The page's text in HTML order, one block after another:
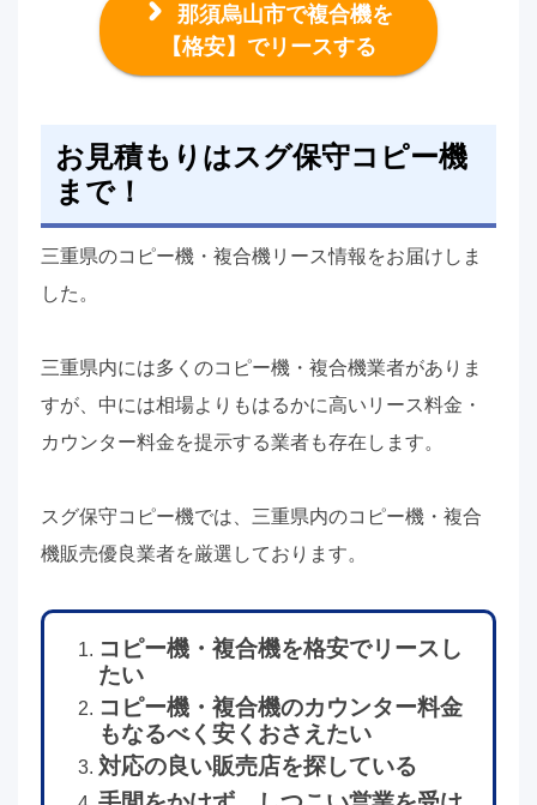
那須烏山市で複合機を
【格安】でリースする
お見積もりはスグ保守コピー機
まで！
三重県のコピー機・複合機リース情報をお届けしま
した。
三重県内には多くのコピー機・複合機業者がありま
すが、中には相場よりもはるかに高いリース料金・
カウンター料金を提示する業者も存在します。
スグ保守コピー機では、三重県内のコピー機・複合
機販売優良業者を厳選しております。
コピー機・複合機を格安でリースし
たい
コピー機・複合機のカウンター料金
もなるべく安くおさえたい
対応の良い販売店を探している